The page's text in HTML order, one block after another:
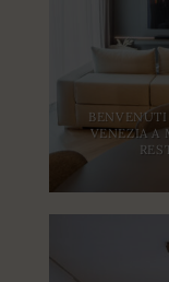
BENVENUTI
VENEZIA A